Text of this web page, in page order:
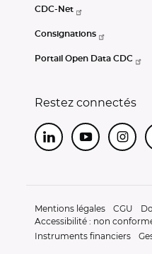
CDC-Net
Consignations
Portail Open Data CDC
Restez connectés
LinkedInYoutube
Mentions légales CGU
Accessibilité : non
Instruments financiers